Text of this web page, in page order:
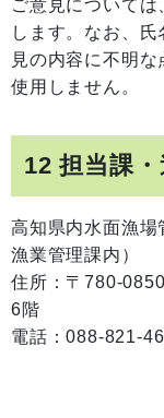
ご意見について
します。なお、
見の内容に不明
使用しません。
12 担当課
高知県内水面漁場
漁業管理課内）
住所：〒780-
6階
電話：088-821-